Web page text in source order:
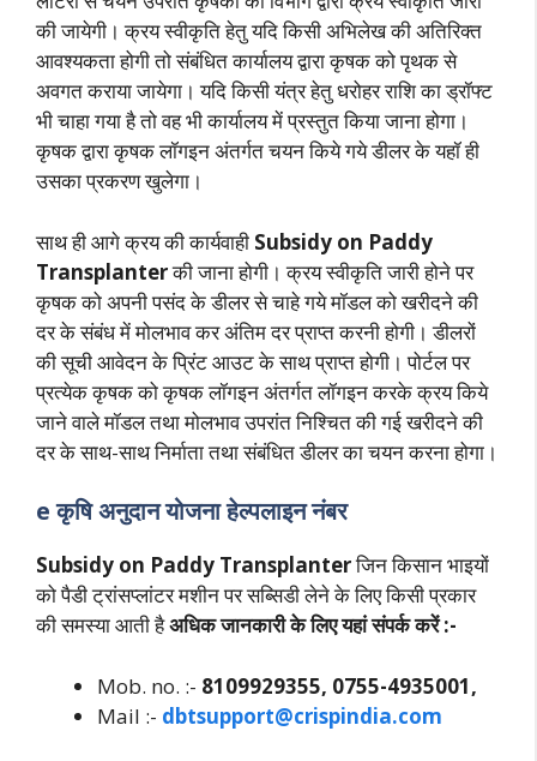
की जायेगी। क्रय स्वीकृति हेतु यदि किसी अभिलेख की अतिरिक्त
आवश्यकता होगी तो संबंधित कार्यालय द्वारा कृषक को पृथक से
अवगत कराया जायेगा। यदि किसी यंत्र हेतु धरोहर राशि का ड्रॉफ्ट
भी चाहा गया है तो वह भी कार्यालय में प्रस्तुत किया जाना होगा।
कृषक द्वारा कृषक लॉगइन अंतर्गत चयन किये गये डीलर के यहॉ ही
उसका प्रकरण खुलेगा।
साथ ही आगे क्रय की कार्यवाही Subsidy on Paddy
Transplanterकी जाना होगी। क्रय स्वीकृति जारी होने पर
कृषक को अपनी पसंद के डीलर से चाहे गये मॉडल को खरीदने की
दर के संबंध में मोलभाव कर अंतिम दर प्राप्त करनी होगी। डीलरों
की सूची आवेदन के प्रिंट आउट के साथ प्राप्त होगी। पोर्टल पर
प्रत्येक कृषक को कृषक लॉगइन अंतर्गत लॉगइन करके क्रय किये
जाने वाले मॉडल तथा मोलभाव उपरांत निश्चित की गई खरीदने की
दर के साथ-साथ निर्माता तथा संबंधित डीलर का चयन करना होगा।
e कृषि अनुदान योजना हेल्पलाइन नंबर
Subsidy on Paddy Transplanterजिन किसान भाइयों
को पैडी ट्रांसप्लांटर मशीन पर सब्सिडी लेने के लिए किसी प्रकार
की समस्या आती हैअधिक जानकारी के लिए यहां संपर्क करें :-
Mob. no. :- 8109929355, 0755-4935001,
Mail :- dbtsupport@crispindia.com